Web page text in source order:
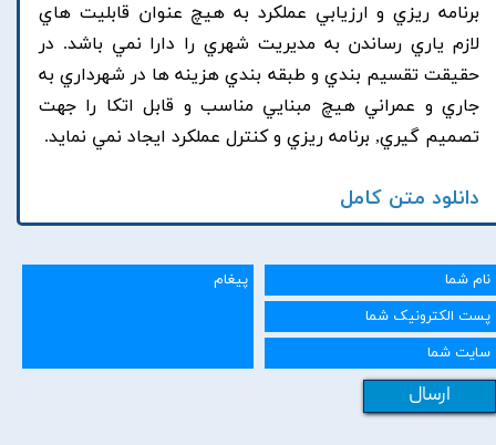
برنامه ريزي و ارزيابي عملکرد به هيچ عنوان قابليت هاي
لازم ياري رساندن به مديريت شهري را دارا نمي باشد. در
حقيقت تقسيم بندي و طبقه بندي هزينه ها در شهرداري به
جاري و عمراني هيچ مبنايي مناسب و قابل اتکا را جهت
تصميم گيري, برنامه ريزي و کنترل عملکرد ايجاد نمي نمايد.
دانلود متن کامل
ارسال